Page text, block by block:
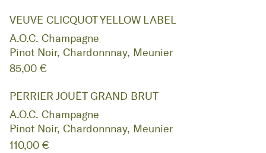
VEUVE CLICQUOT YELLOW LABEL
A.O.C. Champagne
Pinot Noir, Chardonnnay, Meunier
85,00 €
PERRIER JOUËT GRAND BRUT
A.O.C. Champagne
Pinot Noir, Chardonnnay, Meunier
110,00 €